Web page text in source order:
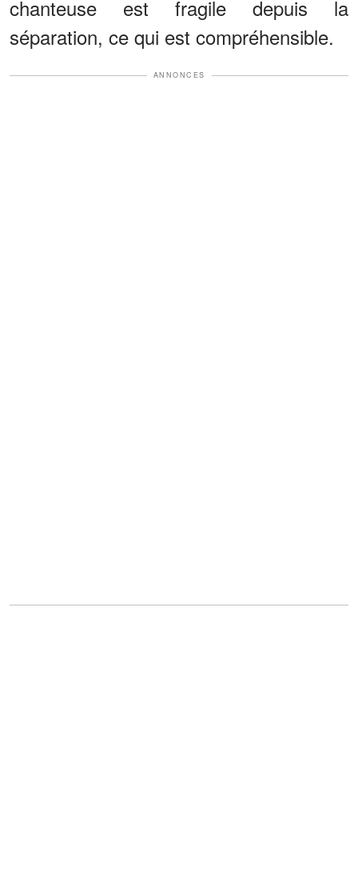
chanteuse est fragile depuis la
séparation, ce qui est compréhensible.
ANNONCES